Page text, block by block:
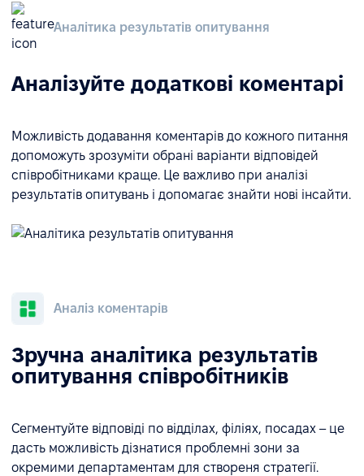
Аналітика результатів опитування
Аналізуйте додаткові коментарі
Можливість додавання коментарів до кожного питання
допоможуть зрозуміти обрані варіанти відповідей
співробітниками краще. Це важливо при аналізі
результатів опитувань і допомагає знайти нові інсайти.
Аналіз коментарів
Зручна аналітика результатів
опитування співробітників
Сегментуйте відповіді по відділах, філіях, посадах – це
дасть можливість дізнатися проблемні зони за
окремими департаментам для створеня стратегії.